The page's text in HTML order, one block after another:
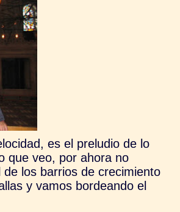
es el preludio de lo
que veo, por ahora no
los barrios de crecimiento
y vamos bordeando el